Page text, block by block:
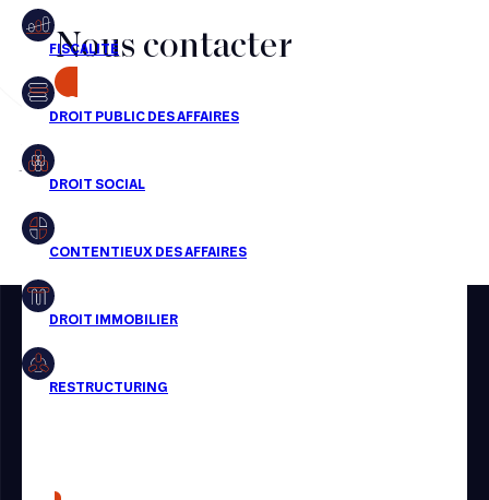
Financement
Fiscalité
Droit public des affaires
Droit social
Droit immobilier
Restructuring
Presse
actualités du cabinet,
nos récompenses et nos
transactions, jour après
jour
Aucun résultats pour cette recherche
Nous contacter